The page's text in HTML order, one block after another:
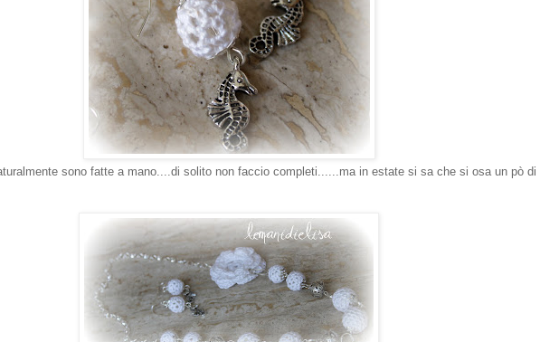
sono fatte a mano....di solito non faccio completi......ma in estate si sa che si osa un pò di